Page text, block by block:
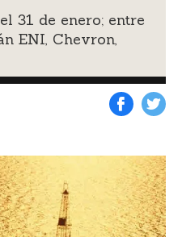
31 de enero; entre
ENI, Chevron,